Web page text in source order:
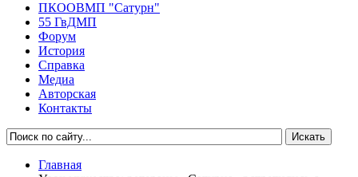
ПКООВМП "Сатурн"
55 ГвДМП
Форум
История
Справка
Медиа
Авторская
Контакты
Главная